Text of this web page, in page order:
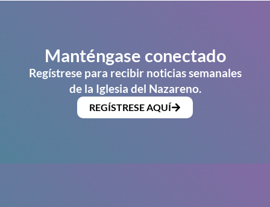
Manténgase conectado
Regístrese para recibir noticias semanales
de la Iglesia del Nazareno.
REGÍSTRESE AQUÍ